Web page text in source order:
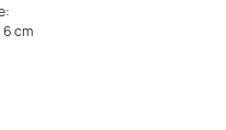
6 cm